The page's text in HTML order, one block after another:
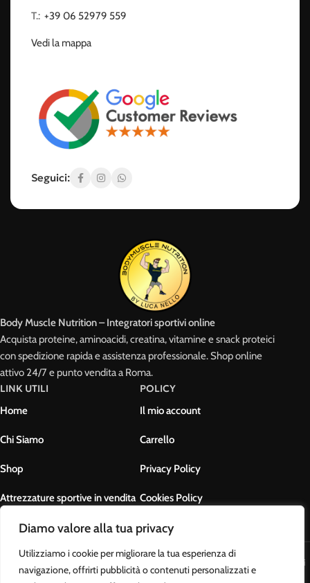
Diamo valore alla tua privacy
Utilizziamo i cookie per migliorare la tua esperienza di
navigazione, offrirti pubblicità o contenuti personalizzati e
T.: +39 06 52979 559
Vedi la mappa
Seguici:
Body Muscle Nutrition – Integratori sportivi online
Acquista proteine, aminoacidi, creatina, vitamine e snack proteici
con spedizione rapida e assistenza professionale. Shop online
attivo 24/7 e punto vendita a Roma.
LINK UTILI
Home
Chi Siamo
Shop
Attrezzature sportive in vendita
Contatti
POLICY
Il mio account
Carrello
Privacy Policy
Cookies Policy
Termini e condizioni
Body Muscle Nutrition di Ottavianelli Luca - PIVA: 17678631007 - Tutti i
diritti riservati